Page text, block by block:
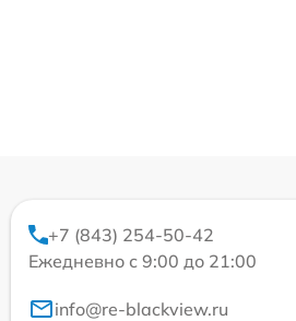
+7 (843) 254-50-42
Ежедневно с 9:00 до 21:00
info@re-blackview.ru